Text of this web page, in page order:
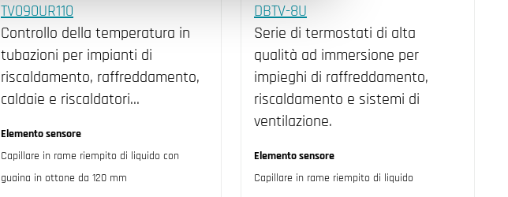
TV090UR110
Controllo della temperatura in
tubazioni per impianti di
riscaldamento, raffreddamento,
caldaie e riscaldatori…
Elemento sensore
Capillare in rame riempito di liquido con
guaina in ottone da 120 mm
DBTV-8U
Serie di termostati di alta
qualità ad immersione per
impieghi di raffreddamento,
riscaldamento e sistemi di
ventilazione.
Elemento sensore
Capillare in rame riempito di liquido